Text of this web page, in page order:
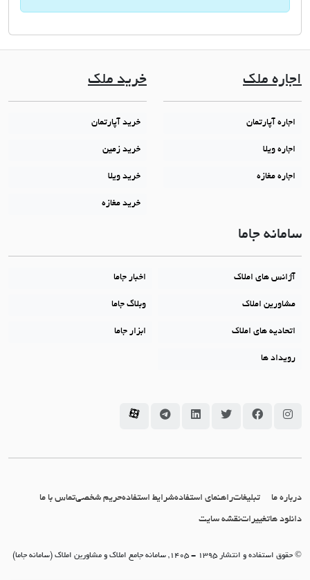
اجاره ملک
اجاره آپارتمان
اجاره ویلا
اجاره مغازه
خرید ملک
خرید آپارتمان
خرید زمین
خرید ویلا
خرید مغازه
سامانه جاما
آژانس های املاک اخبار جاما
مشاورین املاک وبلاگ جاما
اتحادیه های املاک ابزار جاما
رویداد ها
سامانه جاما در اینستاگرام
سامانه جاما در فیسبوک
سامانه جاما در توئیتر
سامانه جاما در لینکداین
سامانه جاما در تلگرام
سامانه جاما در آپارات
درباره ما تبلیغاتراهنمای استفادهشرایط استفادهحریم شخصیتماس با ما
دانلود هاتغییراتنقشه سایت
© حقوق استفاده و انتشار 1395 - 1405, سامانه جامع املاک و مشاورین املاک (سامانه جاما)